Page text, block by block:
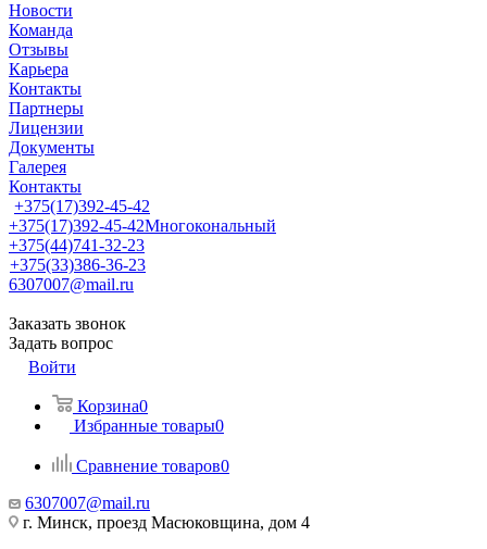
Новости
Команда
Отзывы
Карьера
Контакты
Партнеры
Лицензии
Документы
Галерея
Контакты
+375(17)392-45-42
+375(17)392-45-42Многокональный
+375(44)741-32-23
+375(33)386-36-23
6307007@mail.ru
Заказать звонок
Задать вопрос
Войти
Корзина0
Избранные товары0
Сравнение товаров0
6307007@mail.ru
г. Минск, проезд Масюковщина, дом 4